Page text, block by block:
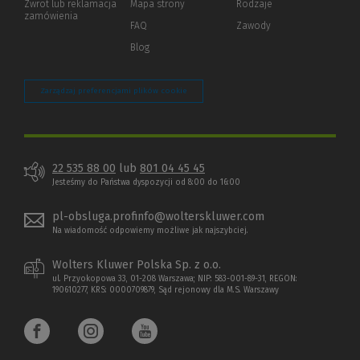
innej
Zwrot lub reklamacja
zamówienia
Mapa strony
FAQ
Blog
Rodzaje
Zawody
Zarządzaj preferencjami plików cookie
22 535 88 00 lub 801 04 45 45
Jesteśmy do Państwa dyspozycji od 8:00 do 16:00
pl-obsluga.profinfo@wolterskluwer.com
Na wiadomość odpowiemy możliwe jak najszybciej.
Wolters Kluwer Polska Sp. z o.o.
ul. Przyokopowa 33, 01-208 Warszawa; NIP: 583-001-89-31, REGON:
190610277, KRS: 0000709879, Sąd rejonowy dla M.S. Warszawy